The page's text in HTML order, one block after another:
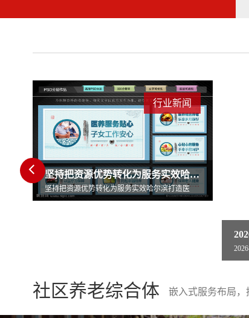
行业新闻
县
县
社区养老综合体 嵌入式服务布局